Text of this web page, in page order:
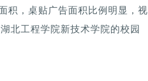
积，桌贴广告面积比例明显，视
北工程学院新技术学院的校园